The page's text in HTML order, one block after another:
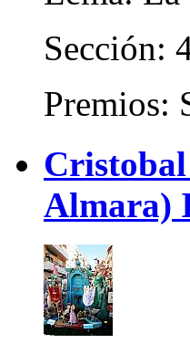
Sección:
Premios:
Almara)